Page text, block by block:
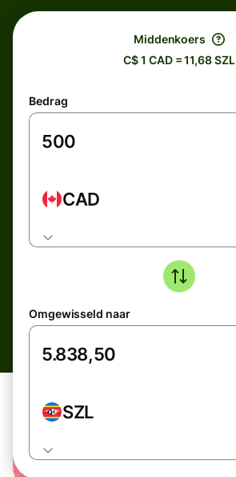
Middenkoers
C$ 1 CAD = 11,68 SZL
Bedrag
CAD
Omgewisseld naar
SZL